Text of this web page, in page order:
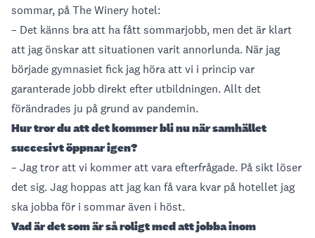
sommar, på The Winery hotel:
– Det känns bra att ha fått sommarjobb, men det är klart
att jag önskar att situationen varit annorlunda. När jag
började gymnasiet fick jag höra att vi i princip var
garanterade jobb direkt efter utbildningen. Allt det
förändrades ju på grund av pandemin.
Hur tror du att det kommer bli nu när samhället
succesivt öppnar igen?
– Jag tror att vi kommer att vara efterfrågade. På sikt löser
det sig. Jag hoppas att jag kan få vara kvar på hotellet jag
ska jobba för i sommar även i höst.
Vad är det som är så roligt med att jobba inom